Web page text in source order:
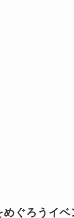
めぐろうイベ